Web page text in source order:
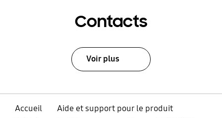
Contacts
Voir plus
Accueil
Aide et support pour le produit